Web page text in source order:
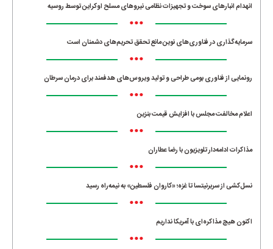
انهدام انبارهای سوخت و تجهیزات نظامی نیروهای مسلح اوکراین توسط روسیه
•••
سرمایه‌گذاری در فناوری‌های نوین مانع تحقق تحریم‌های دشمنان است
•••
رونمایی از فناوری بومی طراحی و تولید ویروس‌های هدفمند برای درمان سرطان
•••
اعلام مخالفت مجلس با افزایش قیمت بنزین
•••
مذاکرات ادامه‌دار تلویزیون با رضا عطاران
•••
نسل‌کشی از سربرنیتسا تا غزه؛ «کاروان فلسطین» به نیمه‌راه رسید
•••
اکنون هیچ مذاکره‌ای با آمریکا نداریم
•••